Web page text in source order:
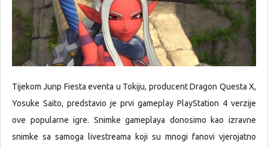
Tijekom Junp Fiesta eventa u Tokiju, producent Dragon Questa X,
Yosuke Saito, predstavio je prvi gameplay PlayStation 4 verzije
ove popularne igre. Snimke gameplaya donosimo kao izravne
snimke sa samoga livestreama koji su mnogi fanovi vjerojatno